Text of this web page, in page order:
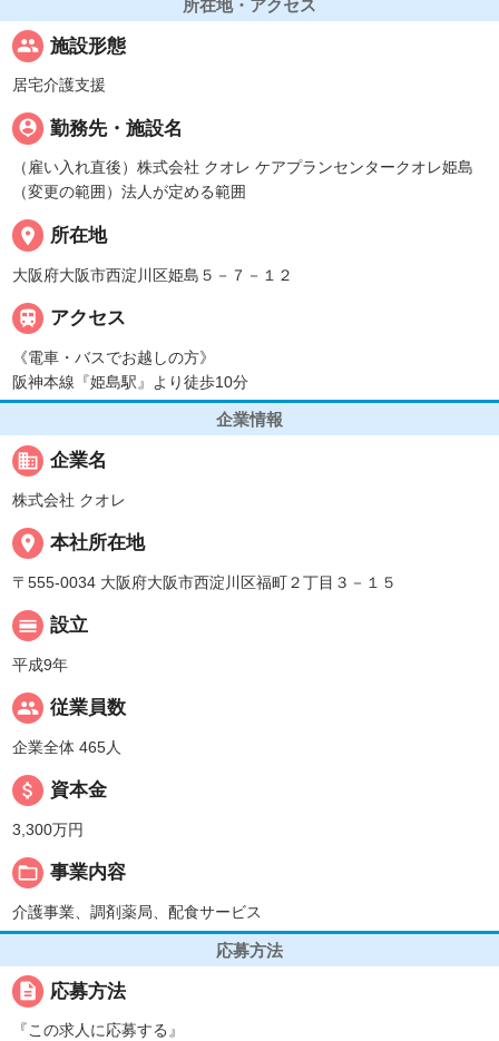
所在地・アクセス
people 施設形態
居宅介護支援
person_pin 勤務先・施設名
（雇い入れ直後）株式会社 クオレ ケアプランセンタークオレ姫島
（変更の範囲）法人が定める範囲
place 所在地
大阪府大阪市西淀川区姫島５－７－１２
 アクセス
《電車・バスでお越しの方》
阪神本線『姫島駅』より徒歩10分
企業情報
business 企業名
株式会社 クオレ
place 本社所在地
〒555-0034 大阪府大阪市西淀川区福町２丁目３－１５
calendar_view_day 設立
平成9年
people 従業員数
企業全体 465人
attach_money 資本金
3,300万円
folder_open 事業内容
介護事業、調剤薬局、配食サービス
応募方法
description 応募方法
『この求人に応募する』